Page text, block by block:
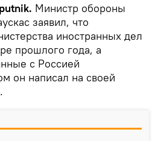
Министр обороны
заявил, что
иностранных дел
прошлого года, а
с Россией
он написал на своей
.